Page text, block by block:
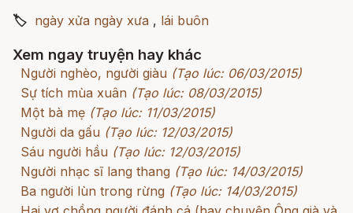
🏷 ngày xửa ngày xưa , lái buôn
Xem ngay truyện hay khác
Người nghèo, người giàu (Tạo lúc: 06/03/2015)
Sự tích mùa xuân (Tạo lúc: 08/03/2015)
Một bà mẹ (Tạo lúc: 11/03/2015)
Người da gấu (Tạo lúc: 12/03/2015)
Sáu người hầu (Tạo lúc: 12/03/2015)
Người nhạc sĩ lang thang (Tạo lúc: 14/03/2015)
Ba người lùn trong rừng (Tạo lúc: 14/03/2015)